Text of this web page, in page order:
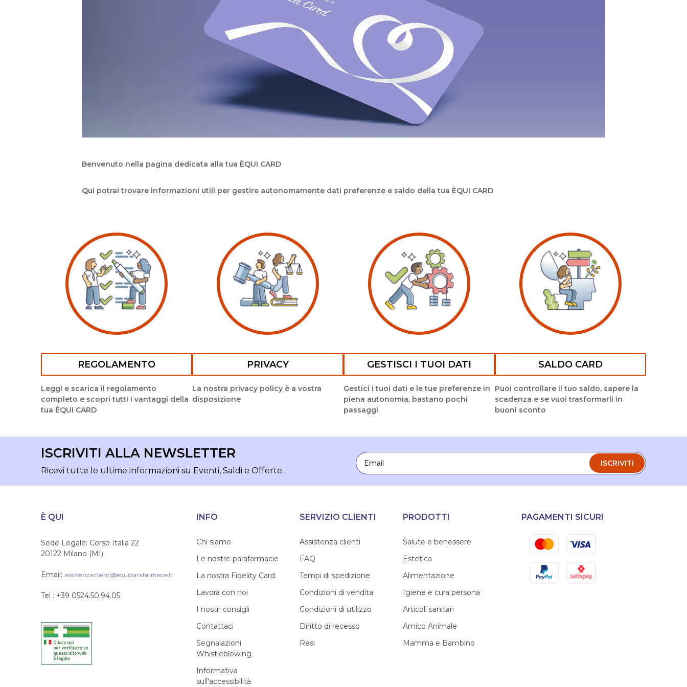
Benvenuto nella pagina dedicata alla tua ÈQUI CARD
Qui potrai trovare informazioni utili per gestire autonomamente dati preferenze e saldo della tua ÈQUI CARD
REGOLAMENTO
Leggi e scarica il regolamento
completo e scopri tutti i vantaggi della
tua ÈQUI CARD
PRIVACY
La nostra privacy policy è a vostra
disposizione
GESTISCI I TUOI DATI
Gestici i tuoi dati e le tue preferenze in
piena autonomia, bastano pochi
passaggi
SALDO CARD
Puoi controllare il tuo saldo, sapere la
scadenza e se vuoi trasformarli in
buoni sconto
ISCRIVITI ALLA NEWSLETTER
Ricevi tutte le ultime informazioni su Eventi, Saldi e Offerte.
Email
ISCRIVITI
È QUI
Sede Legale: Corso Italia 22
20122 Milano (MI)
Email: assistenza.clienti@equiparafarmacie.it
Tel : +39 0524.50.94.05
INFO
Chi siamo
Le nostre parafarmacie
La nostra Fidelity Card
Lavora con noi
I nostri consigli
Contattaci
Segnalazioni
Whistleblowing
Informativa
sull'accessibilità
SERVIZIO CLIENTI
Assistenza clienti
FAQ
Tempi di spedizione
Condizioni di vendita
Condizioni di utilizzo
Diritto di recesso
Resi
PRODOTTI
Salute e benessere
Estetica
Alimentazione
Igiene e cura persona
Articoli sanitari
Amico Animale
Mamma e Bambino
PAGAMENTI SICURI
MastercardVisa
PayPal Satispay